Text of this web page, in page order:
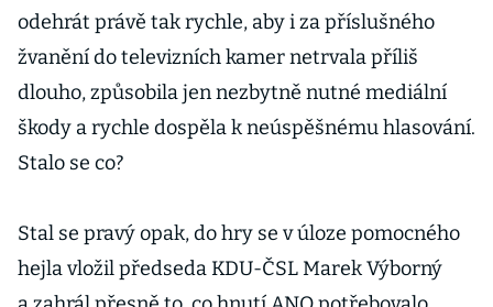
odehrát právě tak rychle, aby i za příslušného
žvanění do televizních kamer netrvala příliš
dlouho, způsobila jen nezbytně nutné mediální
škody a rychle dospěla k neúspěšnému hlasování.
Stalo se co?
Stal se pravý opak, do hry se v úloze pomocného
hejla vložil předseda KDU-ČSL Marek Výborný